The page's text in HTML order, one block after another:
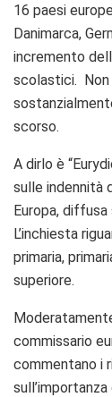
16 paesi
Danimarca,
incremento
scolastici. Non
scorso.
A dirlo è
sulle indennità
Europa, diffusa
L’inchiesta
primaria,
superiore.
commissario
commentano i